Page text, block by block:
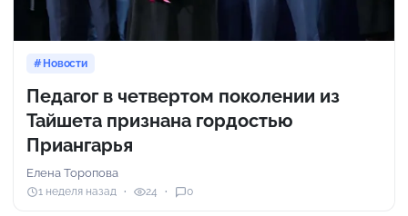
Новости
Педагог в четвертом поколении из
Тайшета признана гордостью
Приангарья
Елена Торопова
1 неделя назад 24 0